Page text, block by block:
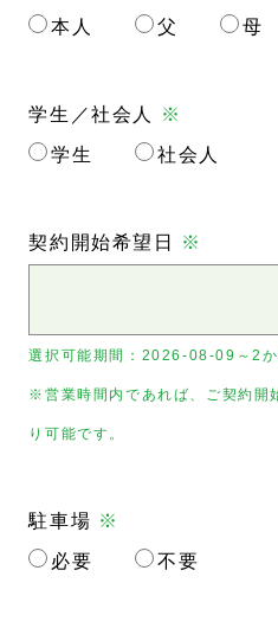
本人 父 母
学生／社会人
※
学生
社会人
契約開始希望日 ※
選択可能期間： 2026-08-09～2か
※営業時間内であれば、ご契約開
り可能です。
駐車場 ※
必要
不要